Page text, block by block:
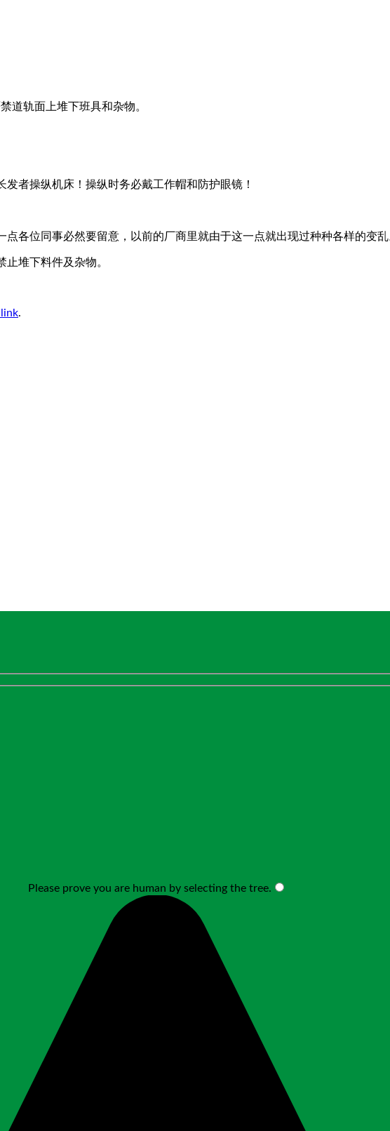
道轨面上堆下班具和杂物。
者操纵机床！操纵时务必戴工作帽和防护眼镜！
各位同事必然要留意，以前的厂商里就由于这一点就出现过种种各样的变乱
堆下料件及杂物。
.
Please prove you are human by selecting the tree.